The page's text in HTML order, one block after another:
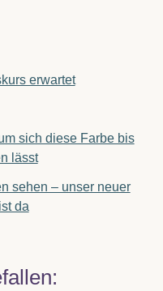
erwartet
sich diese Farbe bis
lässt
sehen – unser neuer
da